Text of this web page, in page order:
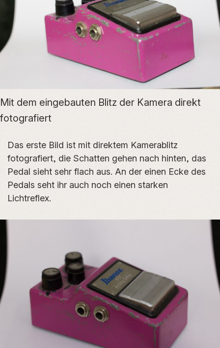
Mit dem eingebauten Blitz der Kamera direkt
fotografiert
Das erste Bild ist mit direktem Kamerablitz
fotografiert, die Schatten gehen nach hinten, das
Pedal sieht sehr flach aus. An der einen Ecke des
Pedals seht ihr auch noch einen starken
Lichtreflex.